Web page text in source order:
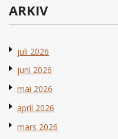
ARKIV
juli 2026
juni 2026
mai 2026
april 2026
mars 2026